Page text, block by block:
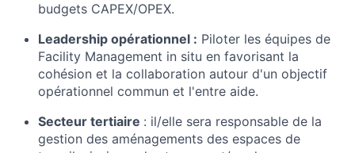
budgets CAPEX/OPEX.
Leadership opérationnel : Piloter les équipes de
Facility Management in situ en favorisant la
cohésion et la collaboration autour d'un objectif
opérationnel commun et l'entre aide.
Secteur tertiaire : il/elle sera responsable de la
gestion des aménagements des espaces de